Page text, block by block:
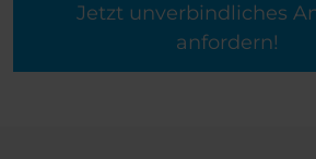
Jetzt unverbindliches
anfordern!